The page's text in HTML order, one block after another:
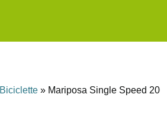
Biciclette » Mariposa Single Speed 20